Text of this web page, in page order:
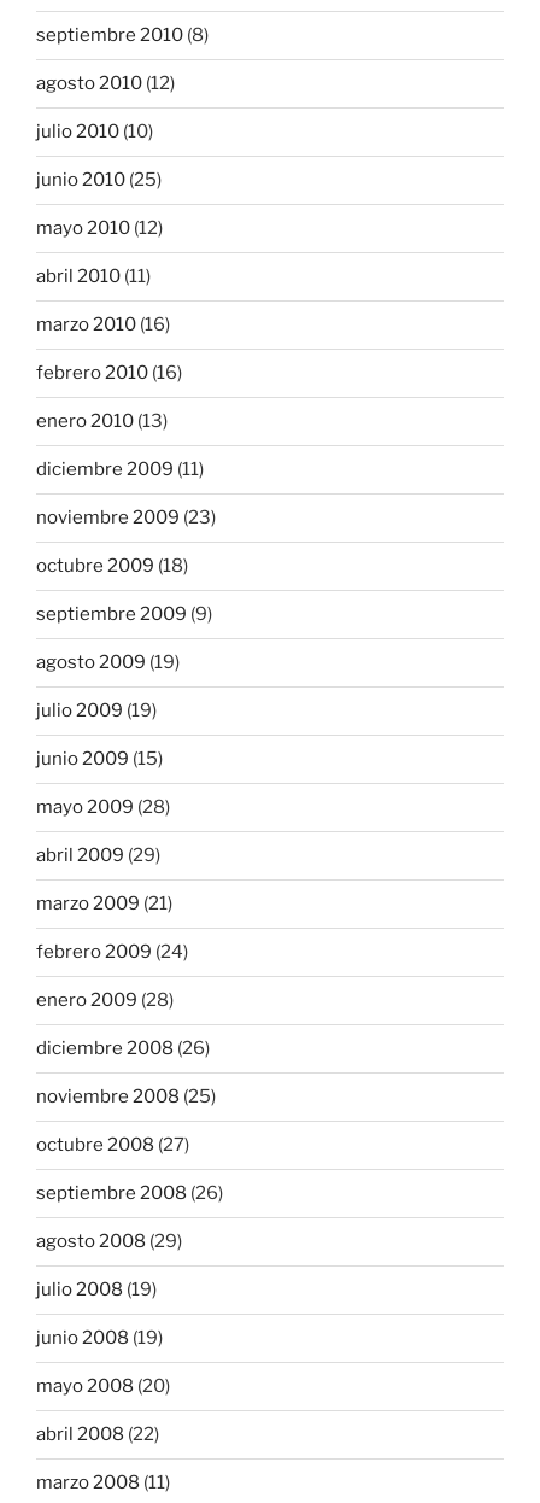
septiembre 2010 (8)
agosto 2010 (12)
julio 2010 (10)
junio 2010 (25)
mayo 2010 (12)
abril 2010 (11)
marzo 2010 (16)
febrero 2010 (16)
enero 2010 (13)
diciembre 2009 (11)
noviembre 2009 (23)
octubre 2009 (18)
septiembre 2009 (9)
agosto 2009 (19)
julio 2009 (19)
junio 2009 (15)
mayo 2009 (28)
abril 2009 (29)
marzo 2009 (21)
febrero 2009 (24)
enero 2009 (28)
diciembre 2008 (26)
noviembre 2008 (25)
octubre 2008 (27)
septiembre 2008 (26)
agosto 2008 (29)
julio 2008 (19)
junio 2008 (19)
mayo 2008 (20)
abril 2008 (22)
marzo 2008 (11)